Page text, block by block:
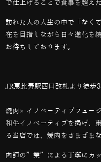
で仕上げることで食事を超え
訪れた人の人生の中で「なく
在を目指しながら日々進化を
お待ちしております。
JR恵比寿駅西口改札より徒歩3
焼肉×イノベーティブフュージ
和牛イノベーティブを掲げ
る当店では、焼肉をさまざま
肉師の”業”による丁寧にカ